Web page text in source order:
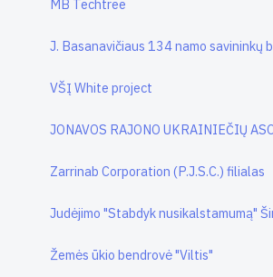
MB Techtree
J. Basanavičiaus 134 namo savininkų
VŠĮ White project
JONAVOS RAJONO UKRAINIEČIŲ
Zarrinab Corporation (P.J.S.C.) filialas
Judėjimo "Stabdyk nusikalstamumą"
Žemės ūkio bendrovė "Viltis"